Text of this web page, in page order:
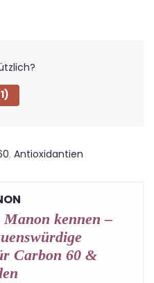
, Antioxidantien
kennen –
Carbon 60 &